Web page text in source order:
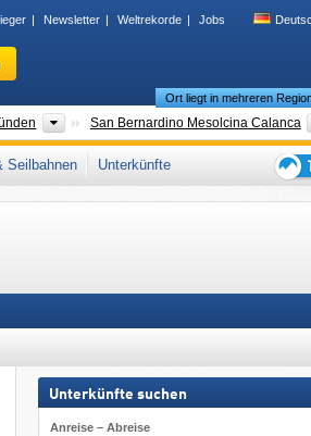
Newsletter Weltrekorde Jobs
KantoneSan Bernardino Mesolcina Calanca
Ort liegt in mehreren
Schweizer Alpen, Westalpen
Seilbahnen
Unterkünfte
Unterkünfte suchen
Anreise – Abreise